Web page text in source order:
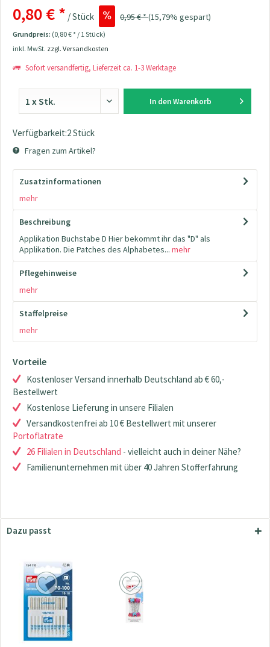
0,80 € * / Stück 0,95 € *(15,79% gespart)
Grundpreis: (0,80 € * / 1 Stück)
inkl. MwSt. zzgl. Versandkosten
Sofort versandfertig, Lieferzeit ca. 1-3 Werktage
In den Warenkorb
Verfügbarkeit:2 Stück
Fragen zum Artikel?
Zusatzinformationen
mehr
Beschreibung
Applikation Buchstabe D Hier bekommt ihr das "D" als
Applikation. Die Patches des Alphabetes... mehr
Pflegehinweise
mehr
Staffelpreise
mehr
Vorteile
Kostenloser Versand innerhalb Deutschland ab € 60,-
Bestellwert
Kostenlose Lieferung in unsere Filialen
Versandkostenfrei ab 10 € Bestellwert mit unserer
Portoflatrate
26 Filialen in Deutschland - vielleicht auch in deiner Nähe?
Familienunternehmen mit über 40 Jahren Stofferfahrung
Dazu passt